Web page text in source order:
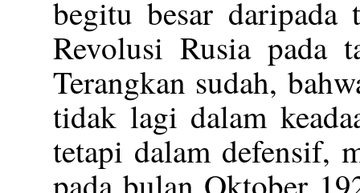
begitu besar daripada
Revolusi Rusia pada
Terangkan sudah,
tidak lagi dalam
tetapi dalam defensif,